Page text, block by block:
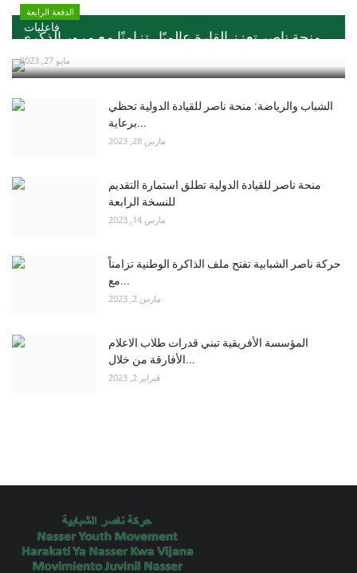
فاعليات
الدفعة الرابعة
منحة ناصر تعزز القارة عالميًا ..تزامنًا مع مرور الذكري...
مايو 27, 2023
الشباب والرياضة: منحة ناصر للقيادة الدولية تحظي
برعاية...
مارس 28, 2023
منحة ناصر للقيادة الدولية تطلق استمارة التقديم
للنسخة الرابعة
مارس 14, 2023
حركة ناصر الشبابية تفتح ملف الذاكرة الوطنية تزامناً
مع...
مارس 2, 2023
المؤسسة الأفريقية تبني قدرات طلاب الاعلام
الأفارقة من خلال...
فبراير 2, 2023